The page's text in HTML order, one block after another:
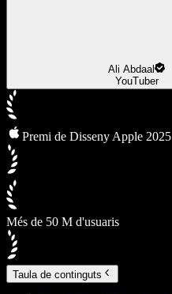
Ali Abdaal
YouTuber
Premi de Disseny Apple 2025
Més de 50 M d'usuaris
Taula de continguts